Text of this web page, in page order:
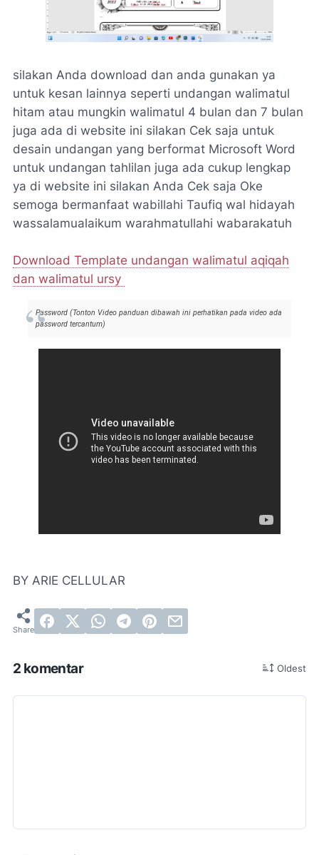
silakan Anda download dan anda gunakan ya
untuk kesan lainnya seperti undangan walimatul
hitam atau mungkin walimatul 4 bulan dan 7 bulan
juga ada di website ini silakan Cek saja untuk
desain undangan yang berformat Microsoft Word
untuk undangan tahlilan juga ada cukup lengkap
ya di website ini silakan Anda Cek saja Oke
semoga bermanfaat wabillahi Taufiq wal hidayah
wassalamualaikum warahmatullahi wabarakatuh
Download Template undangan walimatul aqiqah
dan walimatul ursy
Password (Tonton Video panduan dibawah ini perhatikan pada video ada
password tercantum)
BY ARIE CELLULAR
2 komentar Oldest